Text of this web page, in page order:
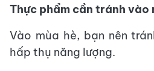
Thực phẩm cần tránh vào
Vào mùa hè, bạn nên
hấp thụ năng lượng.